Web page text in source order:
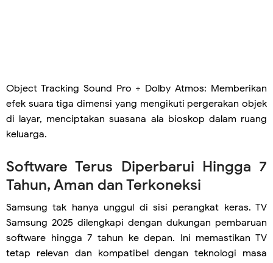
Object Tracking Sound Pro + Dolby Atmos: Memberikan
efek suara tiga dimensi yang mengikuti pergerakan objek
di layar, menciptakan suasana ala bioskop dalam ruang
keluarga.
Software Terus Diperbarui Hingga 7
Tahun, Aman dan Terkoneksi
Samsung tak hanya unggul di sisi perangkat keras. TV
Samsung 2025 dilengkapi dengan dukungan pembaruan
software hingga 7 tahun ke depan. Ini memastikan TV
tetap relevan dan kompatibel dengan teknologi masa